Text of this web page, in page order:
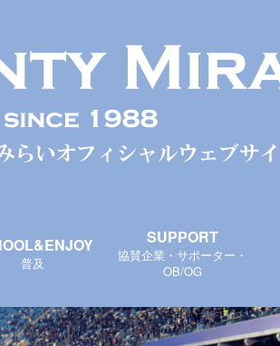
普及
SUPPORT
協賛企業・サポーター・
OB/OG